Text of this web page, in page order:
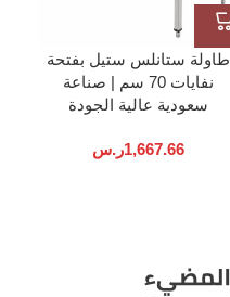
طاولة ستانلس ستيل بفتحة
نفايات 70 سم | صناعة
سعودية عالية الجودة
1,667.66ر.س